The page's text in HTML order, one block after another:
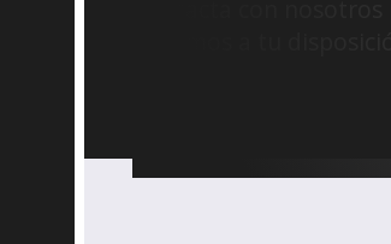
Contacta con